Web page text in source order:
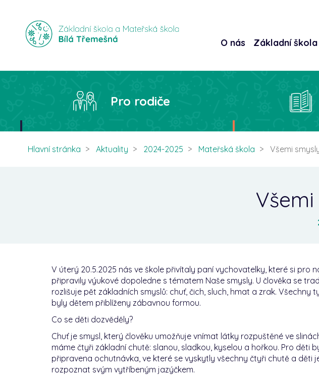
O nás Základní škola
Pro rodiče
Hlavní stránka Aktuality 2024-2025 Mateřská škola Všemi
V úterý 20.5.2025 nás ve škole přivítaly paní vychovatelky, které si pro
připravily výukové dopoledne s tématem Naše smysly. U člověka se
rozlišuje pět základních smyslů: chuť, čich, sluch, hmat a zrak. Všechny
byly dětem přiblíženy zábavnou formou.
Co se děti dozvěděly?
Chuť je smysl, který člověku umožňuje vnímat látky rozpuštěné ve
máme čtyři základní chutě: slanou, sladkou, kyselou a hořkou. Pro děti
připravena ochutnávka, ve které se vyskytly všechny čtyři chutě a děti
rozpoznat svým vytříbeným jazýčkem.